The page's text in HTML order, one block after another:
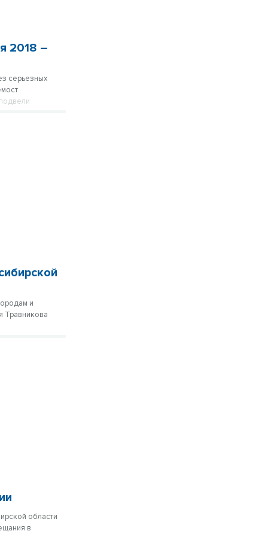
2018 –
серьезных
участие
и врио
и
Травникова
области
в